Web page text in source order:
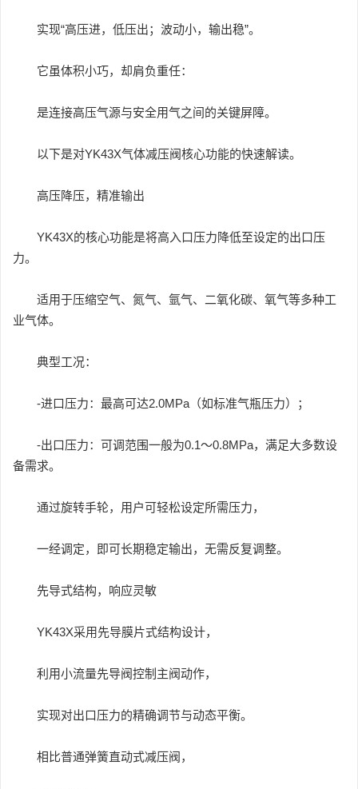
实现“高压进，低压出；波动小，输出稳”。
它虽体积小巧，却肩负重任：
是连接高压气源与安全用气之间的关键屏障。
以下是对YK43X气体减压阀核心功能的快速解读。
高压降压，精准输出
YK43X的核心功能是将高入口压力降低至设定的出口压
力。
适用于压缩空气、氮气、氩气、二氧化碳、氧气等多种工
业气体。
典型工况：
-进口压力：最高可达2.0MPa（如标准气瓶压力）；
-出口压力：可调范围一般为0.1～0.8MPa，满足大多数设
备需求。
通过旋转手轮，用户可轻松设定所需压力，
一经调定，即可长期稳定输出，无需反复调整。
先导式结构，响应灵敏
YK43X采用先导膜片式结构设计，
利用小流量先导阀控制主阀动作，
实现对出口压力的精确调节与动态平衡。
相比普通弹簧直动式减压阀，